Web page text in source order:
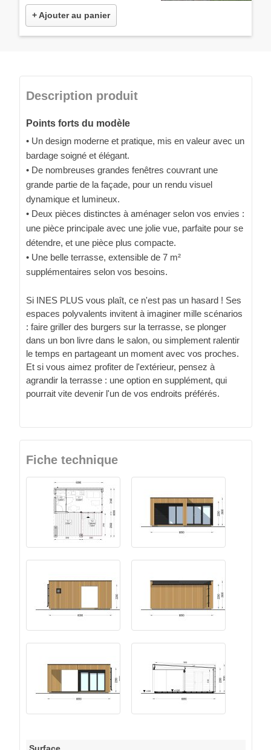
+ Ajouter au panier
Description produit
Points forts du modèle
• Un design moderne et pratique, mis en valeur avec un
bardage soigné et élégant.
• De nombreuses grandes fenêtres couvrant une
grande partie de la façade, pour un rendu visuel
dynamique et lumineux.
• Deux pièces distinctes à aménager selon vos envies :
une pièce principale avec une jolie vue, parfaite pour se
détendre, et une pièce plus compacte.
• Une belle terrasse, extensible de 7 m²
supplémentaires selon vos besoins.
Si INES PLUS vous plaît, ce n'est pas un hasard ! Ses
espaces polyvalents invitent à imaginer mille scénarios
: faire griller des burgers sur la terrasse, se plonger
dans un bon livre dans le salon, ou simplement ralentir
le temps en partageant un moment avec vos proches.
Et si vous aimez profiter de l'extérieur, pensez à
agrandir la terrasse : une option en supplément, qui
pourrait vite devenir l'un de vos endroits préférés.
Fiche technique
Surface